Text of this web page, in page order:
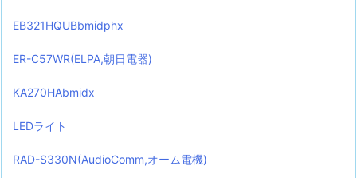
EB321HQUBbmidphx
ER-C57WR(ELPA,朝日電器)
KA270HAbmidx
LEDライト
RAD-S330N(AudioComm,オーム電機)